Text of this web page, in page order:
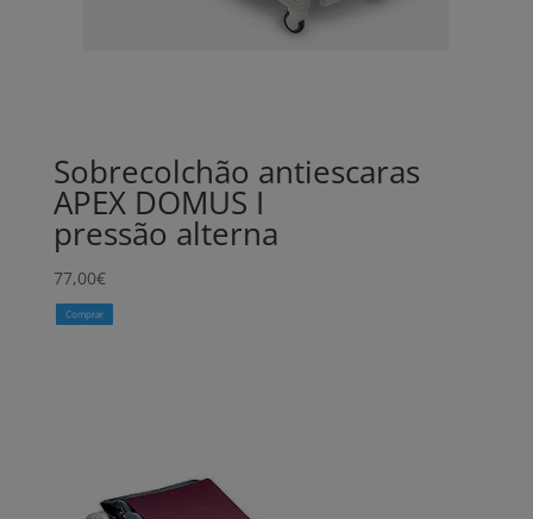
Sobrecolchão antiescaras
APEX DOMUS I
pressão alterna
77,00€
Comprar